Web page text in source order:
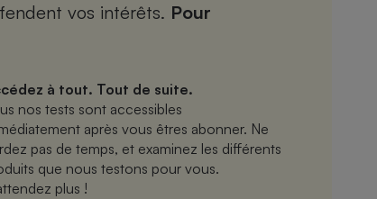
vos intérêts. Pour
à tout. Tout de suite.
nos tests sont accessibles
après vous êtres abonner. Ne
pas de temps, et examinez les différents
que nous testons pour vous.
plus !